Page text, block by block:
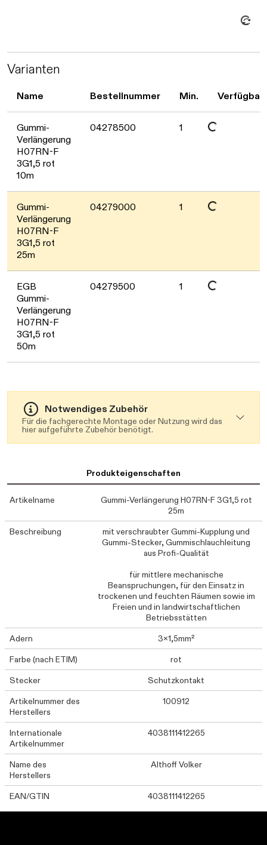
Daten werden geladen. Bitte warten...
Varianten
Name Bestellnummer Min.
Gummi-
Verlängerung
H07RN-F
3G1,5 rot
10m
04278500 1 Daten werden geladen. Bitte warten...
Gummi-
Verlängerung
H07RN-F
3G1,5 rot
25m
04279000 1 Daten werden geladen. Bitte warten...
EGB
Gummi-
Verlängerung
H07RN-F
3G1,5 rot
50m
04279500 1 Daten werden geladen. Bitte warten...
Notwendiges Zubehör
Für die fachgerechte Montage oder Nutzung wird das
hier aufgeführte Zubehör benötigt.
Produkteigenschaften
Artikelname
Gummi-Verlängerung H07RN-F 3G1,5 rot
25m
Beschreibung
mit verschraubter Gummi-Kupplung und
Gummi-Stecker, Gummischlauchleitung
aus Profi-Qualität
für mittlere mechanische
Beanspruchungen, für den Einsatz in
trockenen und feuchten Räumen sowie im
Freien und in landwirtschaftlichen
Betriebsstätten
Adern
3x1,5mm²
Farbe (nach ETIM)
rot
Stecker
Schutzkontakt
Artikelnummer des
Herstellers
100912
Internationale
Artikelnummer
4038111412265
Name des
Herstellers
Althoff Volker
EAN/GTIN 4038111412265